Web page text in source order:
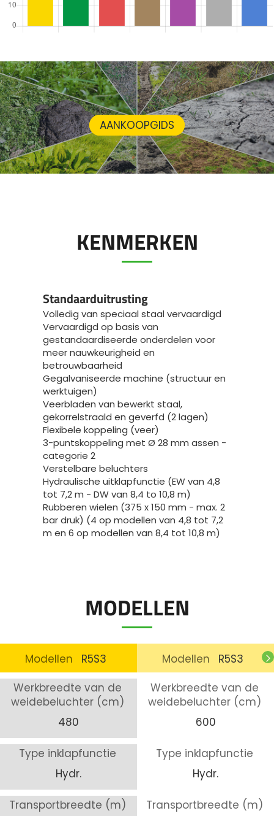
AANKOOPGIDS
KENMERKEN
Standaarduitrusting
Volledig van speciaal staal vervaardigd
Vervaardigd op basis van
gestandaardiseerde onderdelen voor
meer nauwkeurigheid en
betrouwbaarheid
Gegalvaniseerde machine (structuur en
werktuigen)
Veerbladen van bewerkt staal,
gekorrelstraald en geverfd (2 lagen)
Flexibele koppeling (veer)
3-puntskoppeling met Ø 28 mm assen -
categorie 2
Verstelbare beluchters
Hydraulische uitklapfunctie (EW van 4,8
tot 7,2 m - DW van 8,4 to 10,8 m)
Rubberen wielen (375 x 150 mm - max. 2
bar druk) (4 op modellen van 4,8 tot 7,2
m en 6 op modellen van 8,4 tot 10,8 m)
MODELLEN
Modellen R5S3 Modellen
R5S3
Werkbreedte van de
weidebeluchter (cm)
480
Werkbreedte van de
weidebeluchter (cm)
600
Type inklapfunctie
Hydr.
Type inklapfunctie
Hydr.
Transportbreedte (m) Transportbreedte (m)